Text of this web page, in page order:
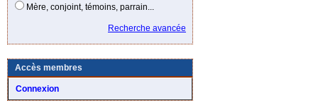
Mère, conjoint, témoins, parrain...
Recherche avancée
Accès membres
Connexion